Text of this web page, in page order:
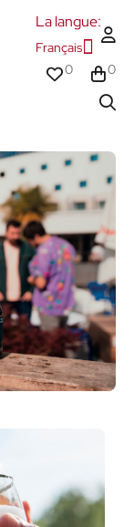
La langue:
Français
0
0